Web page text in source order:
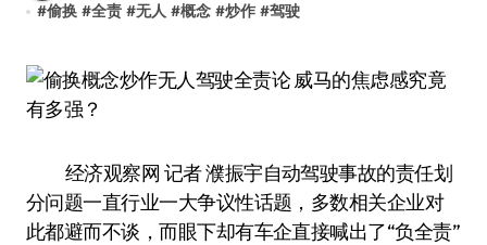
#偷换 #全责 #无人 #概念 #炒作 #驾驶
经济观察网 记者 濮振宇自动驾驶事故的责任划
分问题一直行业一大争议性话题，多数相关企业对
此都避而不谈，而眼下却有车企直接喊出了“负全责”